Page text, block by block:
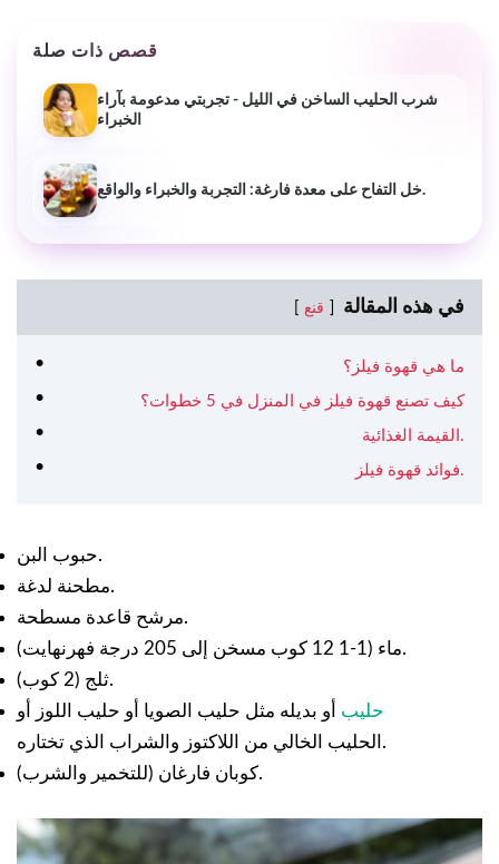
قصص ذات صلة
شرب الحليب الساخن في الليل - تجربتي مدعومة بآراء
الخبراء
خل التفاح على معدة فارغة: التجربة والخبراء والواقع.
في هذه المقالة قنع
ما هي قهوة فيلز؟
كيف تصنع قهوة فيلز في المنزل في 5 خطوات؟
القيمة الغذائية.
فوائد قهوة فيلز.
حبوب البن.
مطحنة لدغة.
مرشح قاعدة مسطحة.
ماء (1-1 12 كوب مسخن إلى 205 درجة فهرنهايت).
ثلج (2 كوب).
حليب
أو بديله مثل حليب الصويا أو حليب اللوز أو
الحليب الخالي من اللاكتوز والشراب الذي تختاره.
كوبان فارغان (للتخمير والشرب).